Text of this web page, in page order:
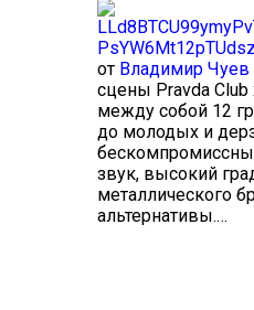
от Владимир Чуев
сцены Pravda Club
между собой 12
до молодых и
звук, высокий
металлического
альтернативы.…